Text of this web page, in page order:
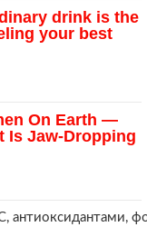
антиоксидантами,